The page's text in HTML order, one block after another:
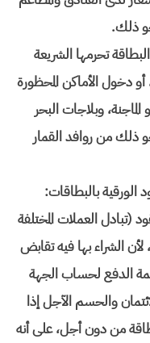
ذلك.
تحرمها الشريعة
أو دخول الأماكن المحظورة
وبلاجات البحر
ذلك من روافد القمار
(تبادل العملات المختلفة
الشراء بها فيه تقابض
الدفع لحساب الجهة
والحسم الآجل إذا
من دون أجل، على أنه